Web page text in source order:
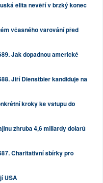
elita nevěří v brzký konec
včasného varování před
Jak dopadnou americké
Jiří Dienstbier kandiduje na
kroky ke vstupu do
zhruba 4,6 miliardy dolarů
Charitativní sbírky pro
USA